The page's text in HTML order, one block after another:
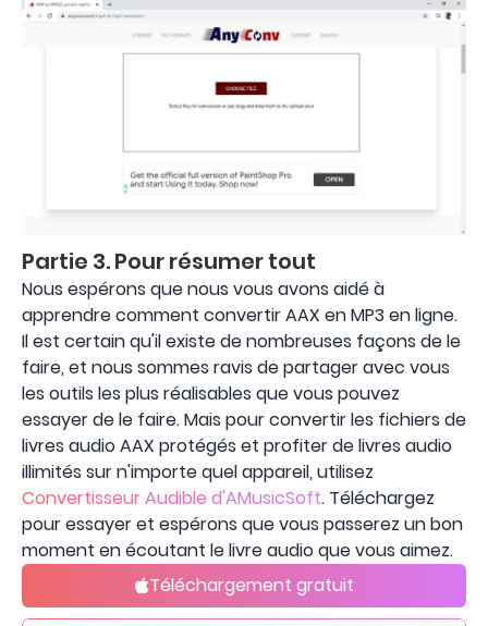
Partie 3. Pour résumer tout
Nous espérons que nous vous avons aidé à
apprendre comment convertir AAX en MP3 en ligne.
Il est certain qu'il existe de nombreuses façons de le
faire, et nous sommes ravis de partager avec vous
les outils les plus réalisables que vous pouvez
essayer de le faire. Mais pour convertir les fichiers de
livres audio AAX protégés et profiter de livres audio
illimités sur n'importe quel appareil, utilisez
Convertisseur Audible d'AMusicSoft. Téléchargez
pour essayer et espérons que vous passerez un bon
moment en écoutant le livre audio que vous aimez.
Téléchargement gratuit